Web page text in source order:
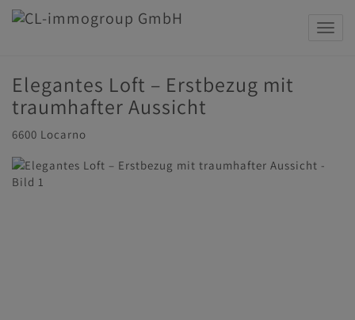
Elegantes Loft – Erstbezug mit
traumhafter Aussicht
6600 Locarno